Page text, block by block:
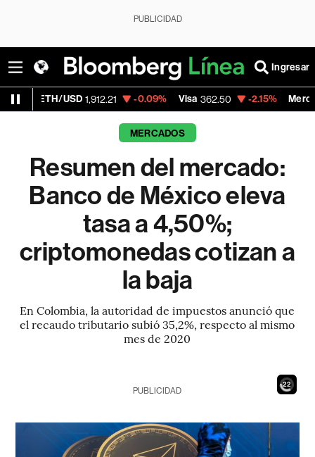
PUBLICIDAD
Ingresar
1,912.21 -0.09% Visa 362.50 -2.15% MercadoLibre
MERCADOS
Resumen del mercado:
Banco de México eleva
tasa a 4,50%;
criptomonedas cotizan a
la baja
En Colombia, la autoridad de impuestos anunció que
el recaudo tributario subió 35,2%, respecto al mismo
mes de 2020
20
PUBLICIDAD